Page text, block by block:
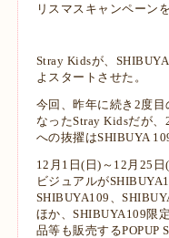
リスマスキャンペーン
Stray Kidsが、
よスタートさせた。
今回、昨年に続き2度
なったStray Kidsだが
への抜擢はSHIBUYA
12月1日(日)～12月25
ビジュアルが
SHIBUYA109、
ほか、SHIBUYA109限
品等も販売するPOPUP